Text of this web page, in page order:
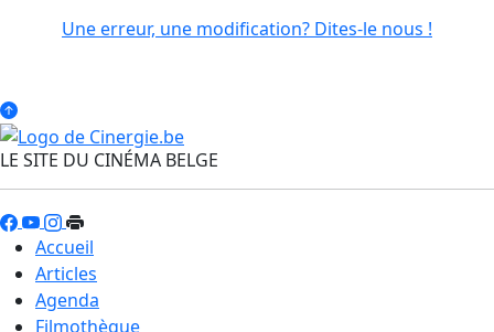
Une erreur, une modification? Dites-le nous !
LE SITE DU CINÉMA BELGE
Accueil
Articles
Agenda
Filmothèque